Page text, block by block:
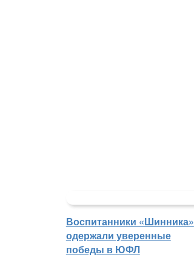
Воспитанники «Шинника»
одержали уверенные
победы в ЮФЛ